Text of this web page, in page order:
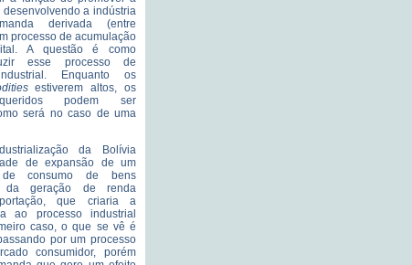
a indústria
derivada (entre
processo de acumulação
A questão é como
esse processo de
Enquanto os
estiverem altos, os
podem ser
será no caso de uma
da Bolívia
de expansão de um
de consumo de bens
da geração de renda
que criaria a
ao processo industrial
caso, o que se vê é
por um processo
consumidor, porém